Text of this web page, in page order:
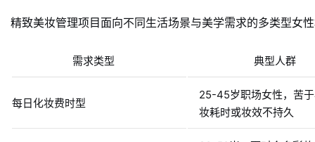
精致美妆管理项目面向不同生活场景与美学需求的多类型女
需求类型 典型人群
每日化妆费时型
25-45岁职场女性，苦
妆耗时或妆效不持久